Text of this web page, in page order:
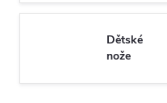
Dětské
nože